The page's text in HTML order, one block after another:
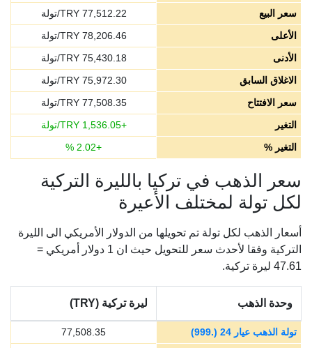
سعر البيع
77,512.22 TRY/تولة
الأعلى
78,206.46 TRY/تولة
الأدنى
75,430.18 TRY/تولة
الاغلاق السابق
75,972.30 TRY/تولة
سعر الافتتاح
77,508.35 TRY/تولة
التغير
+
1,536.05 TRY/تولة
التغير %
+
2.02
%
سعر الذهب في تركيا بالليرة التركية
لكل تولة لمختلف الأعيرة
أسعار الذهب لكل تولة تم تحويلها من الدولار الأمريكي الى الليرة
التركية وفقا لأحدث سعر للتحويل حيث ان 1 دولار أمريكي =
47.61 ليرة تركية.
وحدة الذهب ليرة تركية (TRY)
تولة الذهب عيار 24 (.999)
77,508.35